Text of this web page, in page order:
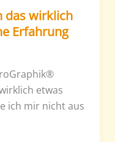
das wirklich
Erfahrung
etwas
ich mir nicht aus